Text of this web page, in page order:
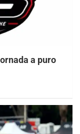
a puro